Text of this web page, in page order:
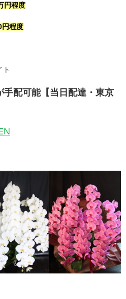
円程度
円程度
ト
手配可能【当日配達・東京